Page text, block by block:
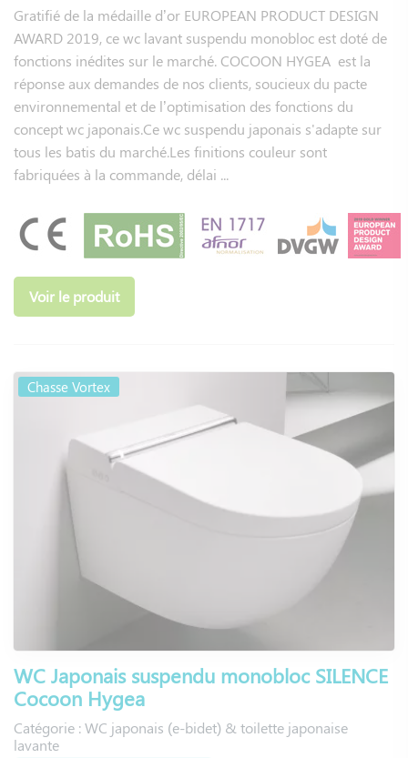
Gratifié de la médaille d’or EUROPEAN PRODUCT DESIGN
AWARD 2019, ce wc lavant suspendu monobloc est doté de
fonctions inédites sur le marché. COCOON HYGEA est la
réponse aux demandes de nos clients, soucieux du pacte
environnemental et de l’optimisation des fonctions du
concept wc japonais.Ce wc suspendu japonais s'adapte sur
tous les batis du marché.Les finitions couleur sont
fabriquées à la commande, délai ...
Voir le produit
Chasse Vortex
WC Japonais suspendu monobloc SILENCE
Cocoon Hygea
Catégorie : WC japonais (e-bidet) & toilette japonaise
lavante